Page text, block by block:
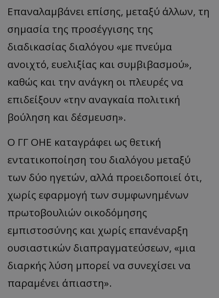
Επαναλαμβάνει επίσης, μεταξύ άλλων, τη
σημασία της προσέγγισης της
διαδικασίας διαλόγου «με πνεύμα
ανοιχτό, ευελιξίας και συμβιβασμού»,
καθώς και την ανάγκη οι πλευρές να
επιδείξουν «την αναγκαία πολιτική
βούληση και δέσμευση».
Ο ΓΓ ΟΗΕ καταγράφει ως θετική
εντατικοποίηση του διαλόγου μεταξύ
των δύο ηγετών, αλλά προειδοποιεί ότι,
χωρίς εφαρμογή των συμφωνημένων
πρωτοβουλιών οικοδόμησης
εμπιστοσύνης και χωρίς επανέναρξη
ουσιαστικών διαπραγματεύσεων, «μια
διαρκής λύση μπορεί να συνεχίσει να
παραμένει άπιαστη».